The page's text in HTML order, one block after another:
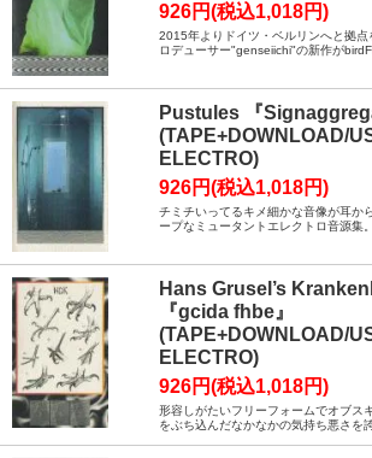
926円(税込1,018円)
2015年よりドイツ・ベルリンへと拠点
ロデューサー"genseiichi"の新作が
Pustules 『
(TAPE+DOWNLOAD/
ELECTRO)
926円(税込1,018円)
チミチいってるキメ細かな音像が耳か
ープなミュータントエレクトロ音源集。
Hans Grusel’s
『gcida fhbe』
(TAPE+DOWNLOAD/
ELECTRO)
926円(税込1,018円)
形容しがたいフリーフォームでオブス
をぶち込んだなかなかの気持ち悪さを